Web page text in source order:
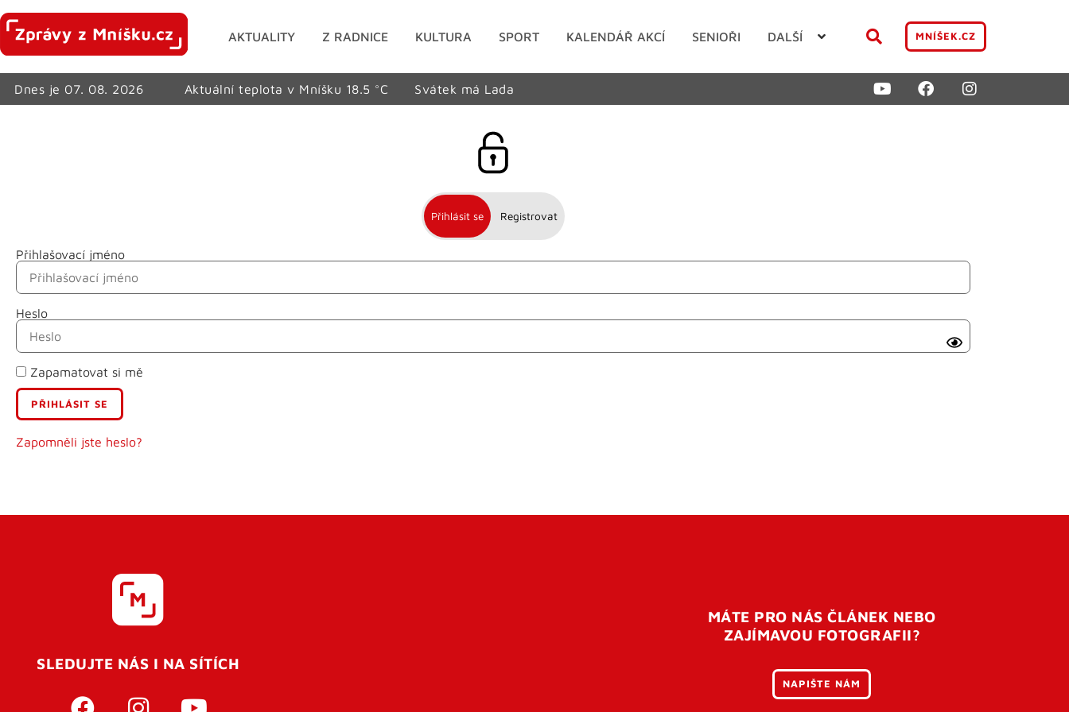
AKTUALITY Z RADNICE KULTURA SPORT KALENDÁŘ AKCÍ SENIOŘI DALŠÍ MNÍŠEK.CZ
Dnes je 07. 08. 2026 Aktuální teplota v Mníšku 18.5 °C Svátek má Lada
Přihlásit se Registrovat
Přihlašovací jméno
Heslo
Zapamatovat si mě
Zapomněli jste heslo?
Jméno
Příjmení
E-mail
Uživatelské jméno
SLEDUJTE NÁS I NA SÍTÍCH
MÁTE PRO NÁS ČLÁNEK NEBO
ZAJÍMAVOU FOTOGRAFII?
NAPIŠTE NÁM